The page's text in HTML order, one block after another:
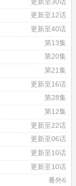
更新至12话
更新至40话
第13集
第20集
第21集
更新至16话
第28集
第12集
更新至22话
更新至06话
更新至10话
更新至10话
番外6